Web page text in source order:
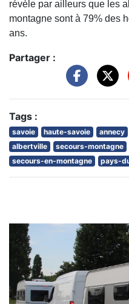
révèle par ailleurs que les
montagne sont à 79% des
ans.
Partager :
Tags :
savoie haute-savoie annecy
albertville
secours-montagne
secours-en-montagne
pays-